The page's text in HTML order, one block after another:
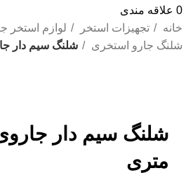
0 علاقه مندی
خانه
تجهیزات استخر
لوازم استخر
شلنگ جارو استخری
شلنگ سیم دار
متری